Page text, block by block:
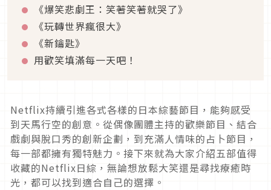
《爆笑悲劇王：笑著笑著就哭了》
《玩轉世界瘋很大》
《新鑰匙》
用歡笑填滿每一天吧！
Netflix持續引進各式各樣的日本綜藝節目，能夠感受
到天馬行空的創意。從偶像團體主持的歡樂節目、結合
戲劇與脫口秀的創新企劃，到充滿人情味的占卜節目，
每一部都擁有獨特魅力。接下來就為大家介紹五部值得
收藏的Netflix日綜，無論想放鬆大笑還是尋找療癒時
光，都可以找到適合自己的選擇。